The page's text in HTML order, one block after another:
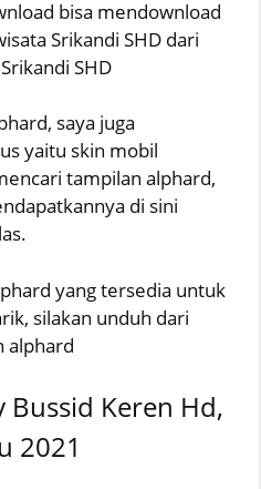
bisa mendownload
Srikandi SHD dari
SHD
saya juga
yaitu skin mobil
tampilan alphard,
di sini
yang tersedia untuk
silakan unduh dari
alphard
Keren Hd,
2021